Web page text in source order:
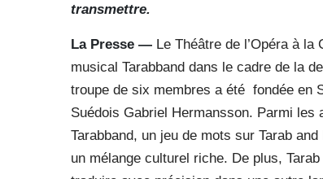
transmettre.
La Presse — Le Théâtre de l’Opéra à
musical Tarabband dans le cadre de la
troupe de six membres a été fondée en
Suédois Gabriel Hermansson. Parmi
Tarabband, un jeu de mots sur Tarab
un mélange culturel riche. De plus,